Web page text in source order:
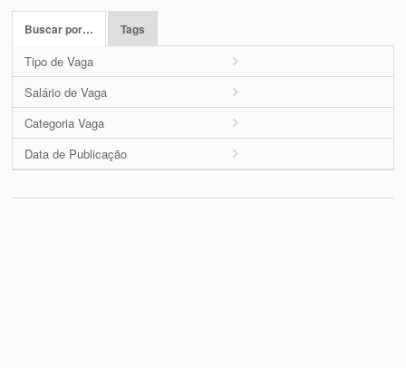
Buscar por… Tags
Tipo de Vaga
Salário de Vaga
Categoria Vaga
Data de Publicação